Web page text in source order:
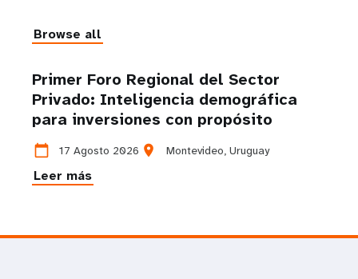
Browse all
Primer Foro Regional del Sector
Privado: Inteligencia demográfica
para inversiones con propósito
calendar_today 17 Agosto 2026 location_on Montevideo, Uruguay
Leer más